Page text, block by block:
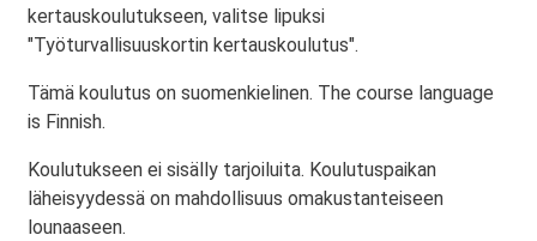
kertauskoulutukseen, valitse lipuksi
"Työturvallisuuskortin kertauskoulutus".
Tämä koulutus on suomenkielinen. The course language
is Finnish.
Koulutukseen ei sisälly tarjoiluita. Koulutuspaikan
läheisyydessä on mahdollisuus omakustanteiseen
lounaaseen.